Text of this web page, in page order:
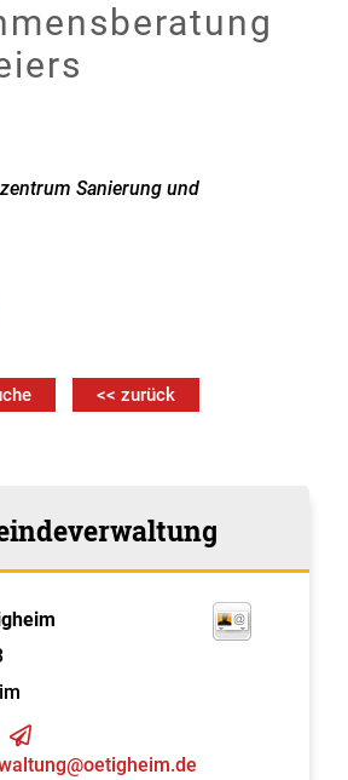
Sanierung und
<< zurück